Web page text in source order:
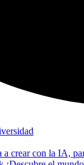
a crear con la IA,